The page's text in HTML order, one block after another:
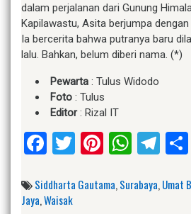
dalam perjalanan dari Gunung
Kapilawastu, Asita berjumpa
Ia bercerita bahwa putranya baru
lalu. Bahkan, belum diberi nama. (*)
Pewarta : Tulus Widodo
Foto : Tulus
Editor: Rizal IT
Facebook
Twitter
Pinterest
Siddharta Gautama,Surabaya,Umat
Jaya,Waisak